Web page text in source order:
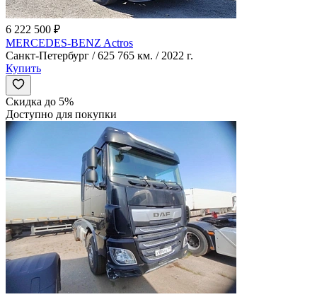
6 222 500 ₽
MERCEDES-BENZ Actros
Санкт-Петербург / 625 765 км. / 2022 г.
Купить
Скидка до 5%
Доступно для покупки